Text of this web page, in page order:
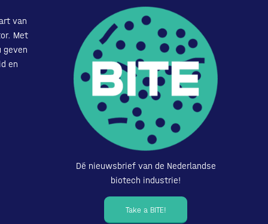
van
Met
geven
en
Dé nieuwsbrief van de Nederlandse
biotech industrie!
Take a BITE!